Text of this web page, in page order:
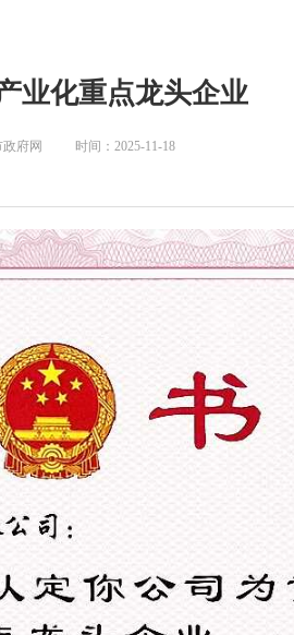
业化重点龙头企业
政府网 时间：2025-11-18